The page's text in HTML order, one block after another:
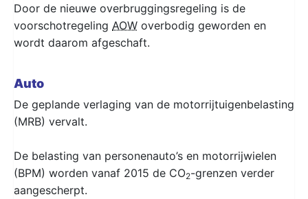
Door de nieuwe overbruggingsregeling is de
voorschotregeling AOW overbodig geworden en
wordt daarom afgeschaft.
Auto
De geplande verlaging van de motorrijtuigenbelasting
(MRB) vervalt.
De belasting van personenauto’s en motorrijwielen
(BPM) worden vanaf 2015 de CO2-grenzen verder
aangescherpt.